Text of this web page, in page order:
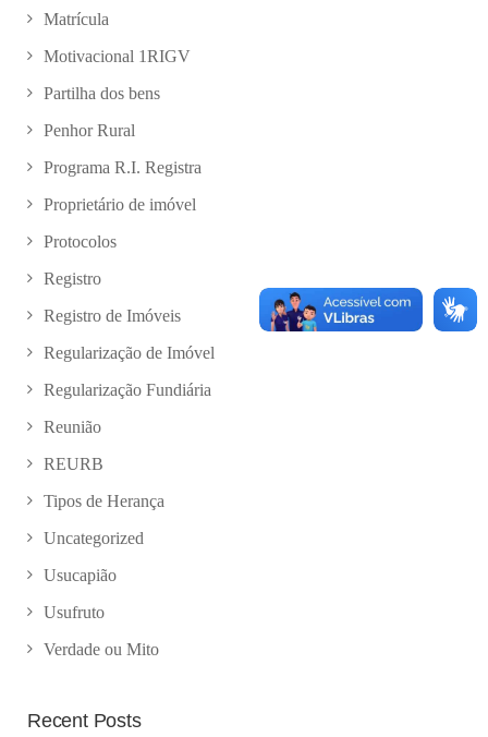
Matrícula
Motivacional 1RIGV
Partilha dos bens
Penhor Rural
Programa R.I. Registra
Proprietário de imóvel
Protocolos
Registro
Registro de Imóveis
Regularização de Imóvel
Regularização Fundiária
Reunião
REURB
Tipos de Herança
Uncategorized
Usucapião
Usufruto
Verdade ou Mito
Recent Posts